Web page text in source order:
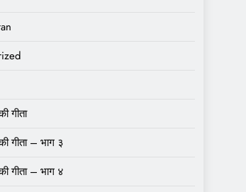
गीता
गीता – भाग ३
गीता – भाग ४